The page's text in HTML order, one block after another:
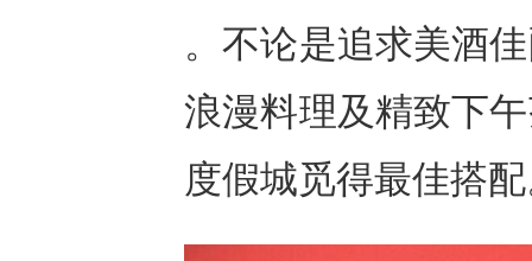
。不论是追求美酒
浪漫料理及精致下
度假城觅得最佳搭